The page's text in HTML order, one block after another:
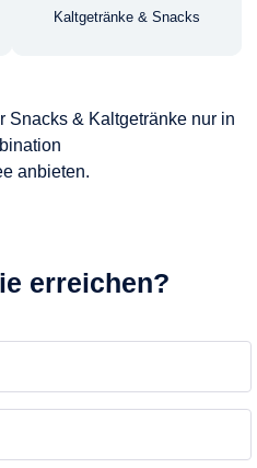
Kaltgetränke & Snacks
Snacks & Kaltgetränke nur in
anbieten.
erreichen?